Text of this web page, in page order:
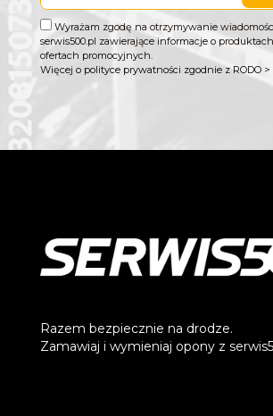
Wyrażam zgodę na otrzymywanie
serwis500.pl zawierające informacje o
ofertach promocyjnych.
Więcej o polityce prywatności zgodnie z RODO >
Razem bezpiecznie na drodze.
Zamawiaj i wymieniaj opony z